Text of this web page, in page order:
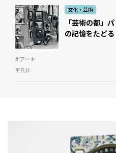
文化・芸術
「芸術の都」
の記憶をたどる
# アート
平凡社